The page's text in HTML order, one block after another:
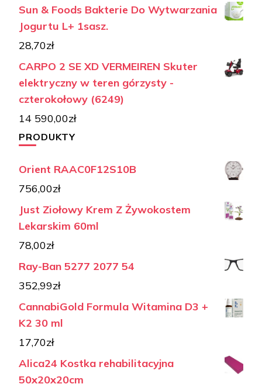
Sun & Foods Bakterie Do Wytwarzania
Jogurtu L+ 1sasz.
28,70zł
CARPO 2 SE XD VERMEIREN Skuter
elektryczny w teren górzysty -
czterokołowy (6249)
14 590,00zł
PRODUKTY
Orient RAAC0F12S10B
756,00zł
Just Ziołowy Krem Z Żywokostem
Lekarskim 60ml
78,00zł
Ray-Ban 5277 2077 54
352,99zł
CannabiGold Formula Witamina D3 +
K2 30 ml
17,70zł
Alica24 Kostka rehabilitacyjna
50x20x20cm